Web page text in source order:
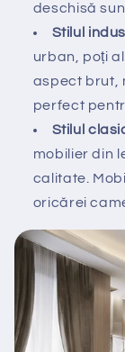
deschisă
Stilul
urban, poți
aspect brut,
perfect
Stilul
mobilier din
calitate.
oricărei